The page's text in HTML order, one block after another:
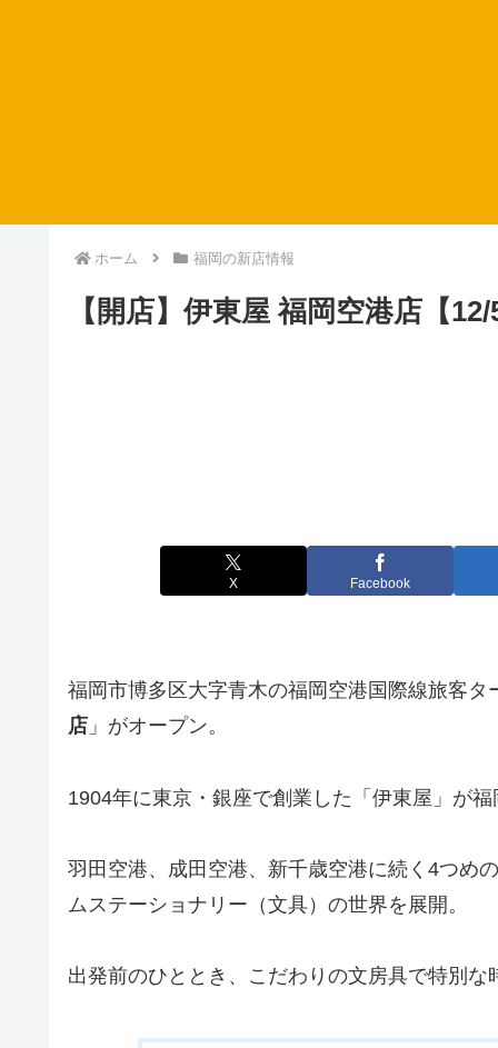
ホーム 福岡の新店情報
【開店】伊東屋 福岡空港店【12/
X Facebook
福岡市博多区大字青木の福岡空港国際線旅客タ
店 」がオープン。
1904年に東京・銀座で創業した「伊東屋」が福
羽田空港、成田空港、新千歳空港に続く4つめ
ムステーショナリー（文具）の世界を展開。
出発前のひととき、こだわりの文房具で特別な